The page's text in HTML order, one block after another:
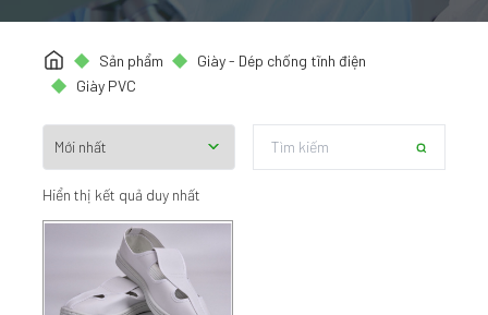
Sản phẩm
Giày - Dép chống tĩnh điện
Giày PVC
Hiển thị kết quả duy nhất